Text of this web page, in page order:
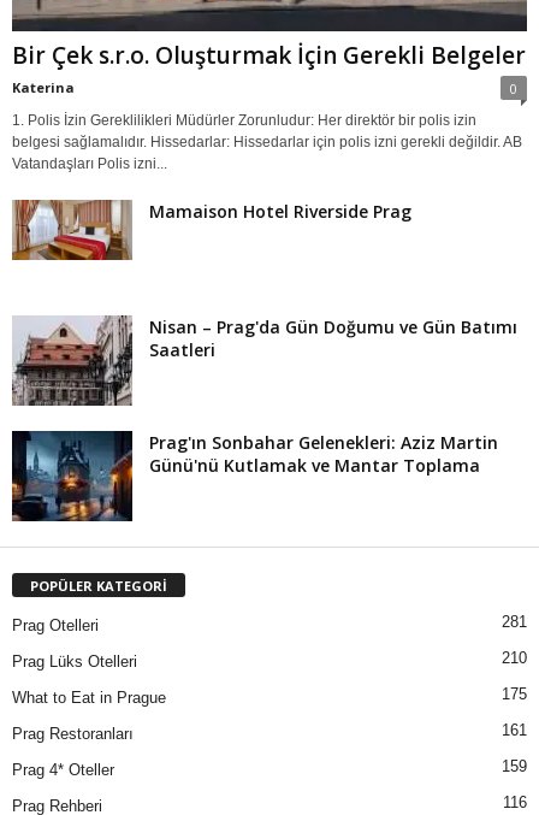
Bir Çek s.r.o. Oluşturmak İçin Gerekli Belgeler
Katerina 0
1. Polis İzin Gereklilikleri Müdürler Zorunludur: Her direktör bir polis izin
belgesi sağlamalıdır. Hissedarlar: Hissedarlar için polis izni gerekli değildir. AB
Vatandaşları Polis izni...
Mamaison Hotel Riverside Prag
Nisan – Prag'da Gün Doğumu ve Gün Batımı
Saatleri
Prag'ın Sonbahar Gelenekleri: Aziz Martin
Günü'nü Kutlamak ve Mantar Toplama
POPÜLER KATEGORİ
Prag Otelleri 281
Prag Lüks Otelleri 210
What to Eat in Prague 175
Prag Restoranları 161
Prag 4* Oteller 159
Prag Rehberi 116